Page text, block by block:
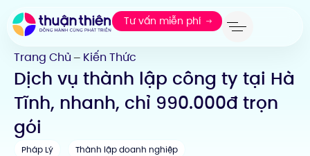
Tư vấn miễn phí
Trang Chủ — Kiến Thức
Dịch vụ thành lập công ty tại Hà
Tĩnh, nhanh, chỉ 990.000đ trọn
gói
Pháp Lý
Thành lập doanh nghiệp